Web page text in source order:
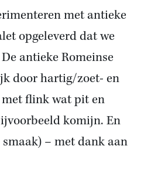
met antieke
opgeleverd dat we
antieke Romeinse
door hartig/zoet- en
flink wat pit en
komijn. En
– met dank aan